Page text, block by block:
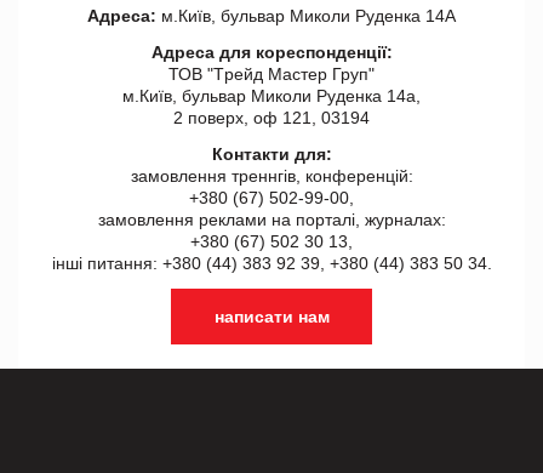
Адреса: м.Київ, бульвар Миколи Руденка 14А
Адреса для кореспонденції:
ТОВ "Tрейд Мастер Груп"
м.Київ, бульвар Миколи Руденка 14а,
2 поверх, оф 121, 03194
Контакти для:
замовлення треннгів, конференцій:
+380 (67) 502-99-00,
замовлення реклами на порталі, журналах:
+380 (67) 502 30 13,
інші питання: +380 (44) 383 92 39, +380 (44) 383 50 34.
написати нам